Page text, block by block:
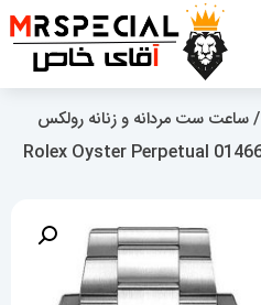
/ ساعت ست مردانه و زنانه رولکس